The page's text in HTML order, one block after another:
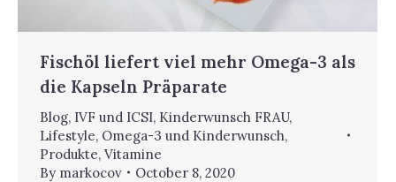
Fischöl liefert viel mehr Omega-3 als
die Kapseln Präparate
Blog, IVF und ICSI, Kinderwunsch FRAU,
Lifestyle, Omega-3 und Kinderwunsch,
Produkte, Vitamine
By markocov October 8, 2020